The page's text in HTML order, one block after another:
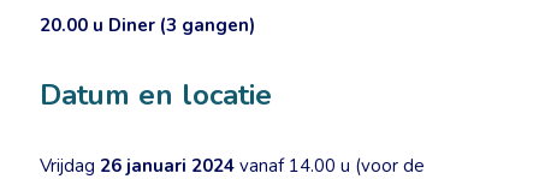
20.00 u Diner (3 gangen)
Datum en locatie
Vrijdag 26 januari 2024 vanaf 14.00 u (voor de